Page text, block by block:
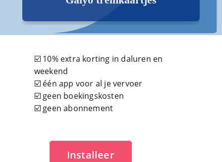
☑️ 10% extra korting in daluren en
weekend
☑️ één app voor al je vervoer
☑️ geen boekingskosten
☑️ geen abonnement
Installeer